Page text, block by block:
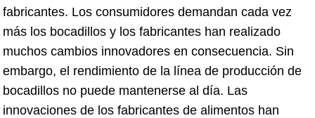
fabricantes. Los consumidores demandan cada vez
más los bocadillos y los fabricantes han realizado
muchos cambios innovadores en consecuencia. Sin
embargo, el rendimiento de la línea de producción de
bocadillos no puede mantenerse al día. Las
innovaciones de los fabricantes de alimentos han